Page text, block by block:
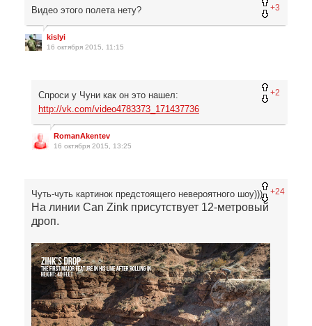
+3
Видео этого полета нету?
kislyi
16 октября 2015, 11:15
+2
Спроси у Чуни как он это нашел:
http://vk.com/video4783373_171437736
RomanAkentev
16 октября 2015, 13:25
+24
Чуть-чуть картинок предстоящего невероятного шоу)))
На линии Can Zink присутствует 12-метровый
дроп.